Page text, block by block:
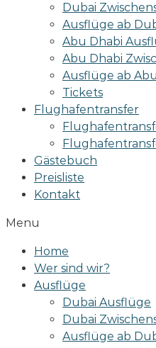
Dubai
Ausflüge ab
Abu Dhabi
Abu Dhabi
Ausflüge ab
Tickets
Flughafentransfer
Gästebuch
Preisliste
Kontakt
Menu
Home
Wer sind wir?
Ausflüge
Dubai Ausflüge
Dubai
Ausflüge ab